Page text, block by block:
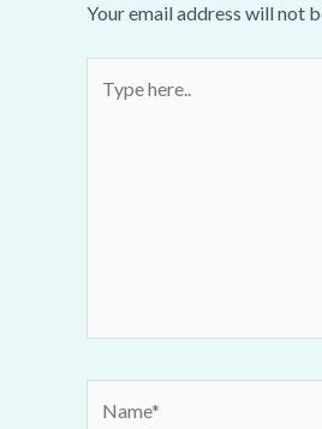
Your email address will not
here..